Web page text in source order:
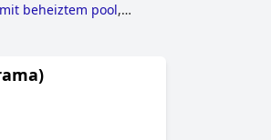
beheiztem pool,